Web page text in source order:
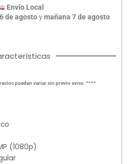
Envío Local
de agostoymañana 7 de agosto
pueden variar sin previo aviso ****
(1080p)